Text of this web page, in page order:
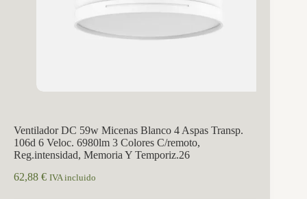
Ventilador DC 59w Micenas Blanco 4 Aspas Transp.
106d 6 Veloc. 6980lm 3 Colores C/remoto,
Reg.intensidad, Memoria Y Temporiz.26
62,88 € IVA incluido